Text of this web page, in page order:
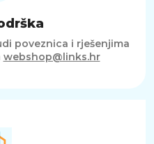
poveznica i rješenjima
webshop@links.hr